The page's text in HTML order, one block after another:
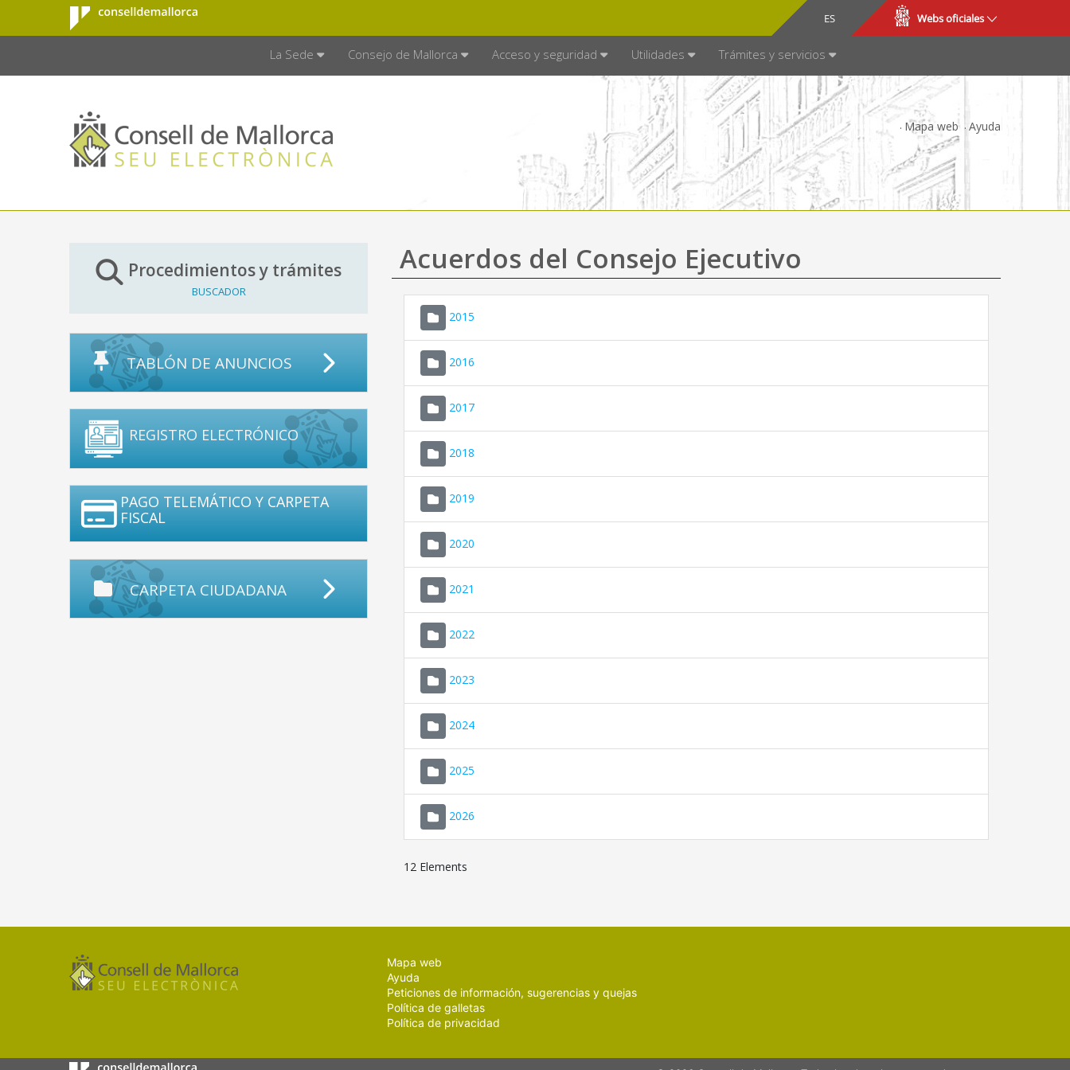
Saltar al contenido principal
Consell de
Mallorca
ES
CA Webs oficiales
La Sede Consejo de Mallorca Acceso y seguridad Utilidades Trámites y servicios
Mapa web Ayuda
Procedimientos y trámites
BUSCADOR
TABLÓN DE ANUNCIOS
REGISTRO ELECTRÓNICO
PAGO TELEMÁTICO Y CARPETA
FISCAL
CARPETA CIUDADANA
Acuerdos del Consejo Ejecutivo
2015
2016
2017
2018
2019
2020
2021
2022
2023
2024
2025
2026
12 Elements
Mapa web
Ayuda
Peticiones de información, sugerencias y quejas
Política de galletas
Política de privacidad